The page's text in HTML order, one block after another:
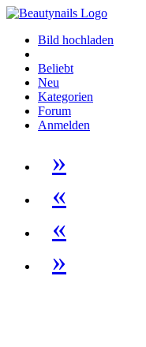
Bild hochladen
Beliebt
Neu
Kategorien
Forum
Anmelden
»
«
«
»